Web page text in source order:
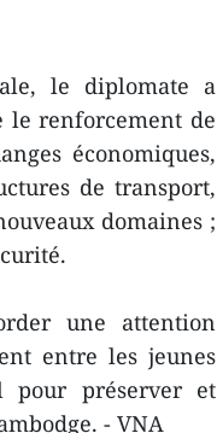
le diplomate a
le renforcement de
économiques,
de transport,
domaines ;
une attention
entre les jeunes
pour préserver et
- VNA